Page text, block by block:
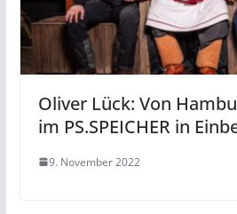
Oliver Lück: Von
im PS.SPEICHER in
9. November 2022